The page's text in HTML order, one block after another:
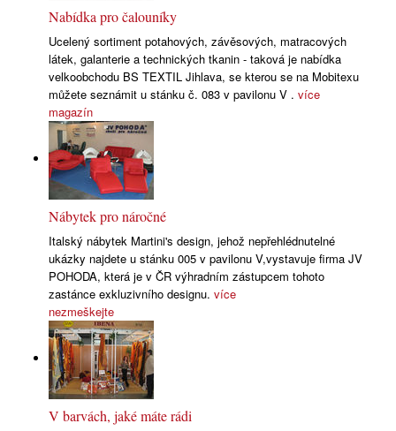
Nabídka pro čalouníky
Ucelený sortiment potahových, závěsových, matracových
látek, galanterie a technických tkanin - taková je nabídka
velkoobchodu BS TEXTIL Jihlava, se kterou se na Mobitexu
můžete seznámit u stánku č. 083 v pavilonu V . více
magazín
Nábytek pro náročné
Italský nábytek Martini's design, jehož nepřehlédnutelné
ukázky najdete u stánku 005 v pavilonu V,vystavuje firma JV
POHODA, která je v ČR výhradním zástupcem tohoto
zastánce exkluzivního designu. více
nezmeškejte
V barvách, jaké máte rádi